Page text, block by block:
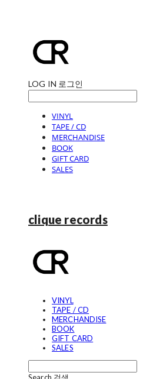
LOG IN 로그인
VINYL
TAPE / CD
MERCHANDISE
BOOK
GIFT CARD
SALES
clique records
VINYL
TAPE / CD
MERCHANDISE
BOOK
GIFT CARD
SALES